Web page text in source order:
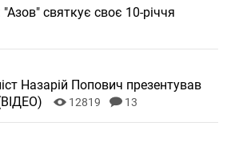
святкує своє 10-річчя
Назарій Попович презентував
12819 13